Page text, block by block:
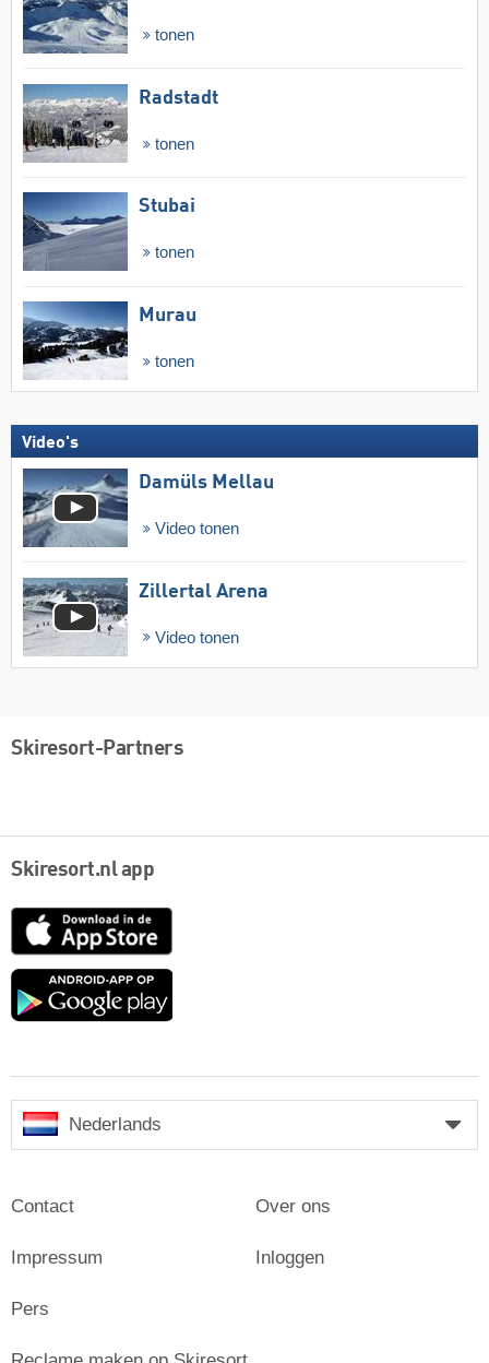
tonen
Radstadt
tonen
Stubai
tonen
Murau
tonen
Video's
Damüls Mellau
Video tonen
Zillertal Arena
Video tonen
Skiresort-Partners
Skiresort.nl app
App
Google
Nederlands
Contact
Impressum
Pers
Over ons
Inloggen